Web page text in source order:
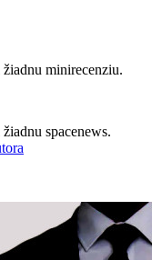
minirecenziu.
spacenews.